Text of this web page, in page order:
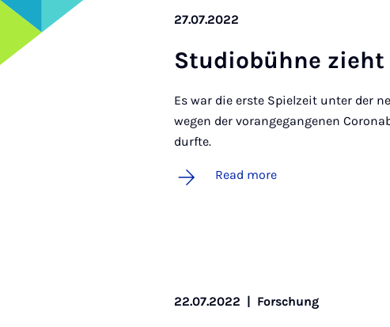
27.07.2022
Stu­di­obühne
Es war die erste Spielzeit unter der
wegen der vorangegangenen
durfte.
Read more
22.07.2022 Forschung